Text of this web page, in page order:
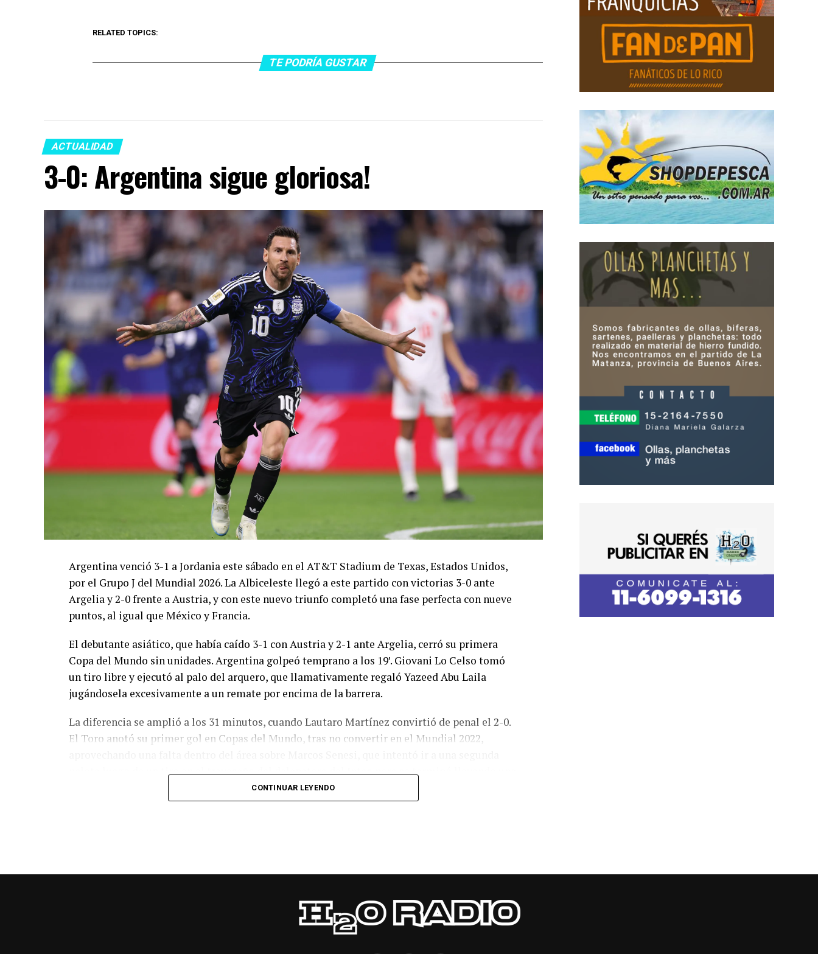
RELATED TOPICS:
TE PODRÍA GUSTAR
ACTUALIDAD
3-0: Argentina sigue gloriosa!
Argentina venció 3-1 a Jordania este sábado en el AT&T Stadium de Texas, Estados Unidos,
por el Grupo J del Mundial 2026. La Albiceleste llegó a este partido con victorias 3-0 ante
Argelia y 2-0 frente a Austria, y con este nuevo triunfo completó una fase perfecta con nueve
puntos, al igual que México y Francia.
El debutante asiático, que había caído 3-1 con Austria y 2-1 ante Argelia, cerró su primera
Copa del Mundo sin unidades. Argentina golpeó temprano a los 19′. Giovani Lo Celso tomó
un tiro libre y ejecutó al palo del arquero, que llamativamente regaló Yazeed Abu Laila
jugándosela excesivamente a un remate por encima de la barrera.
La diferencia se amplió a los 31 minutos, cuando Lautaro Martínez convirtió de penal el 2-0.
El Toro anotó su primer gol en Copas del Mundo, tras no convertir en el Mundial 2022,
pelota luego de un tiro en el travesaño del delanatero del Inter, pero se terminó llevando una
CONTINUAR LEYENDO